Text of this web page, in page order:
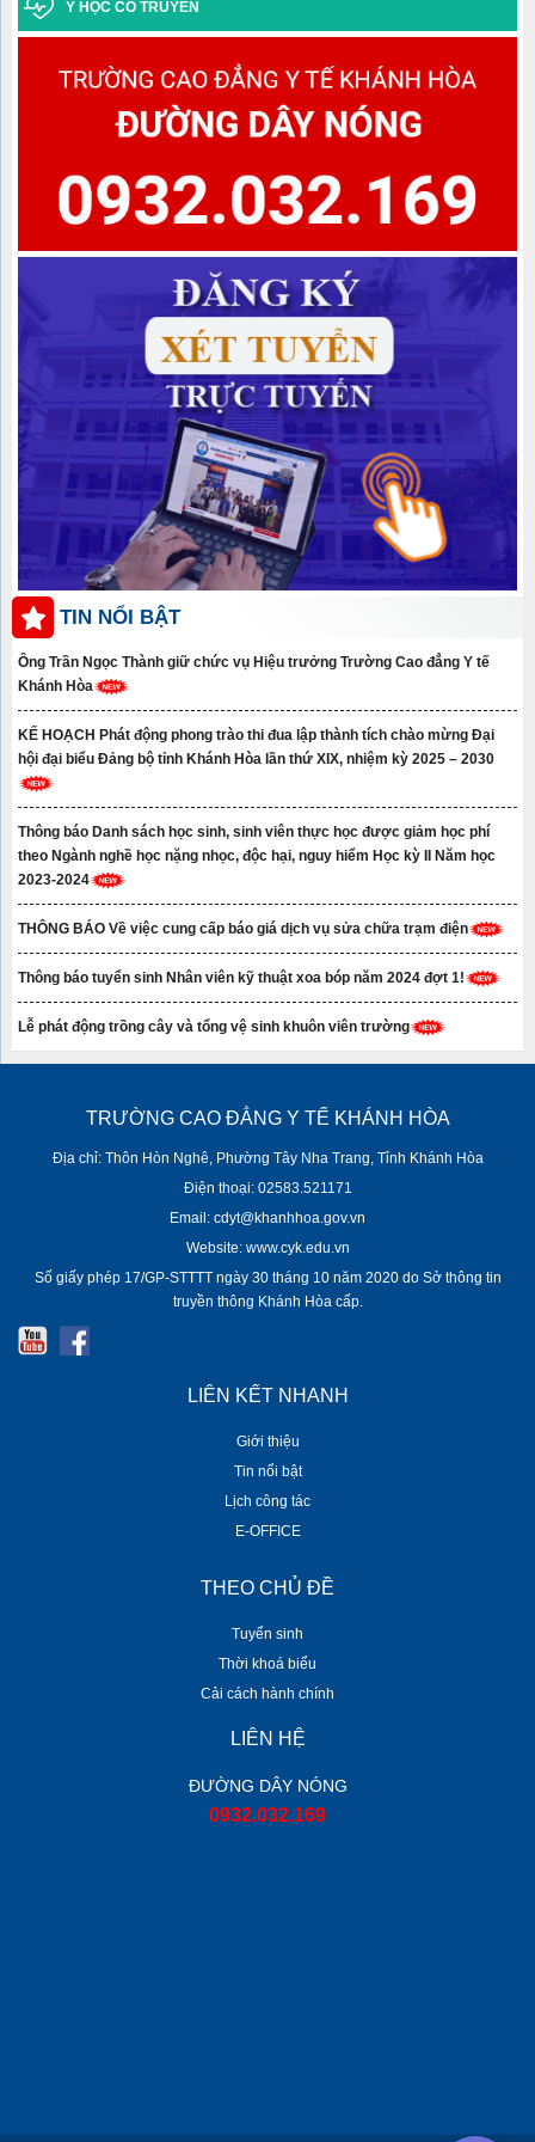
Y HỌC CỔ TRUYỀN
TIN NỔI BẬT
Ông Trần Ngọc Thành giữ chức vụ Hiệu trưởng Trường Cao đẳng Y tế
Khánh Hòa
KẾ HOẠCH Phát động phong trào thi đua lập thành tích chào mừng Đại
hội đại biểu Đảng bộ tỉnh Khánh Hòa lần thứ XIX, nhiệm kỳ 2025 – 2030
Thông báo Danh sách học sinh, sinh viên thực học được giảm học phí
theo Ngành nghề học nặng nhọc, độc hại, nguy hiểm Học kỳ II Năm học
2023-2024
THÔNG BÁO Về việc cung cấp báo giá dịch vụ sửa chữa trạm điện
Thông báo tuyển sinh Nhân viên kỹ thuật xoa bóp năm 2024 đợt 1!
Lễ phát động trồng cây và tổng vệ sinh khuôn viên trường
TRƯỜNG CAO ĐẲNG Y TẾ KHÁNH HÒA
Địa chỉ: Thôn Hòn Nghê, Phường Tây Nha Trang, Tỉnh Khánh Hòa
Điện thoại: 02583.521171
Email: cdyt@khanhhoa.gov.vn
Website: www.cyk.edu.vn
Số giấy phép 17/GP-STTTT ngày 30 tháng 10 năm 2020 do Sở thông tin
truyền thông Khánh Hòa cấp.
LIÊN KẾT NHANH
Giới thiệu
Tin nổi bật
Lịch công tác
E-OFFICE
THEO CHỦ ĐỀ
Tuyển sinh
Thời khoá biểu
Cải cách hành chính
LIÊN HỆ
ĐƯỜNG DÂY NÓNG
0932.032.169